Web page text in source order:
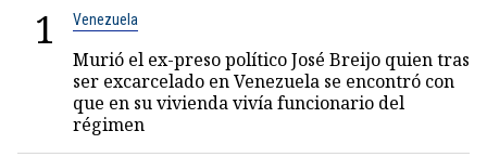
1 Venezuela
Murió el ex-preso político José Breijo quien tras
ser excarcelado en Venezuela se encontró con
que en su vivienda vivía funcionario del
régimen